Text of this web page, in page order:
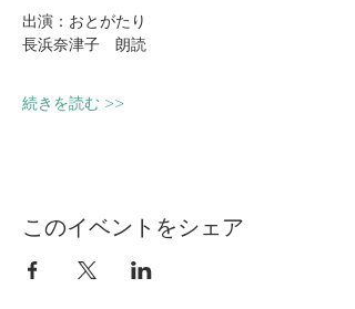
出演：おとがたり
長浜奈津子　朗読
続きを読む >>
このイベントをシェア